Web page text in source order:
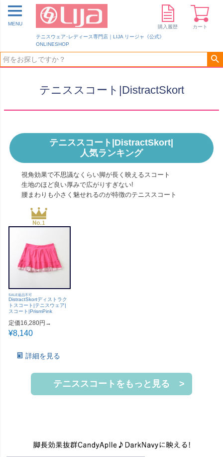
テニスウェア･レディース専門店｜LIJA リージャ《公式》
ONLINESHOP
MENU
購入履歴 カート
テニススコート|DistractSkort
テニススコート|DistractSkort|
人気ランキング
視角効果で不思議なくらい脚が長く映えるスコート
生地のほど良い厚みで広がりすぎない!
腰まわりも小さく魅せれるのが特徴のテニススコート
SALE返品不可
DistractSkortディストラク
トスコート|テニスウェア|
スコート|PrismPink
定価16,280円→
¥8,140
詳細を見る
テニススコートをもっと見る